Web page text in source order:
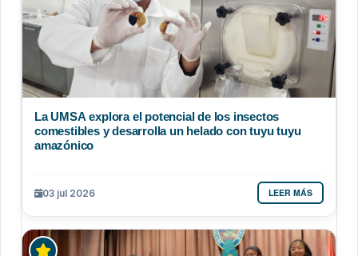
La UMSA explora el potencial de los insectos
comestibles y desarrolla un helado con tuyu tuyu
amazónico
03 jul 2026 LEER MÁS